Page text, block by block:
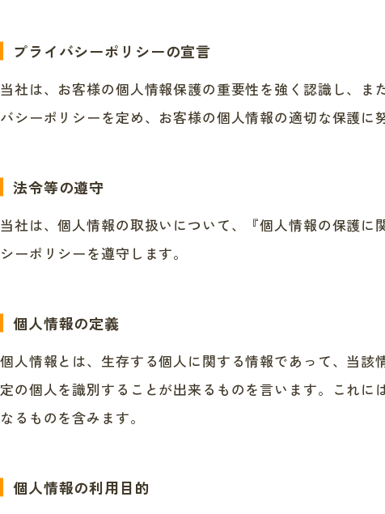
プライバシーポリシーの宣言
当社は、お客様の個人情報保護の重要性を強く認識し、
バシーポリシーを定め、お客様の個人情報の適切な保護に
法令等の遵守
当社は、個人情報の取扱いについて、『個人情報の保護
シーポリシーを遵守します。
個人情報の定義
個人情報とは、生存する個人に関する情報であって、当
定の個人を識別することが出来るものを言います。これ
なるものを含みます。
個人情報の利用目的